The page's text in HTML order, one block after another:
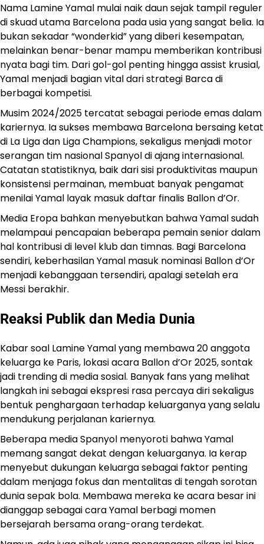
Nama Lamine Yamal mulai naik daun sejak tampil reguler
di skuad utama Barcelona pada usia yang sangat belia. Ia
bukan sekadar “wonderkid” yang diberi kesempatan,
melainkan benar-benar mampu memberikan kontribusi
nyata bagi tim. Dari gol-gol penting hingga assist krusial,
Yamal menjadi bagian vital dari strategi Barca di
berbagai kompetisi.
Musim 2024/2025 tercatat sebagai periode emas dalam
kariernya. Ia sukses membawa Barcelona bersaing ketat
di La Liga dan Liga Champions, sekaligus menjadi motor
serangan tim nasional Spanyol di ajang internasional.
Catatan statistiknya, baik dari sisi produktivitas maupun
konsistensi permainan, membuat banyak pengamat
menilai Yamal layak masuk daftar finalis Ballon d’Or.
Media Eropa bahkan menyebutkan bahwa Yamal sudah
melampaui pencapaian beberapa pemain senior dalam
hal kontribusi di level klub dan timnas. Bagi Barcelona
sendiri, keberhasilan Yamal masuk nominasi Ballon d’Or
menjadi kebanggaan tersendiri, apalagi setelah era
Messi berakhir.
Reaksi Publik dan Media Dunia
Kabar soal Lamine Yamal yang membawa 20 anggota
keluarga ke Paris, lokasi acara Ballon d’Or 2025, sontak
jadi trending di media sosial. Banyak fans yang melihat
langkah ini sebagai ekspresi rasa percaya diri sekaligus
bentuk penghargaan terhadap keluarganya yang selalu
mendukung perjalanan kariernya.
Beberapa media Spanyol menyoroti bahwa Yamal
memang sangat dekat dengan keluarganya. Ia kerap
menyebut dukungan keluarga sebagai faktor penting
dalam menjaga fokus dan mentalitas di tengah sorotan
dunia sepak bola. Membawa mereka ke acara besar ini
dianggap sebagai cara Yamal berbagi momen
bersejarah bersama orang-orang terdekat.